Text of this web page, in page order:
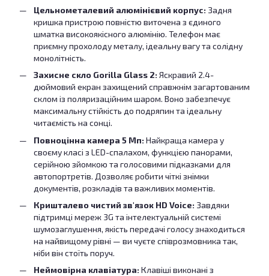
Цельнометалевий алюмінієвий корпус: Задня
кришка пристрою повністю виточена з єдиного
шматка високоякісного алюмінію. Телефон має
приємну прохолоду металу, ідеальну вагу та солідну
монолітність.
Захисне скло Gorilla Glass 2: Яскравий 2.4-
дюймовий екран захищений справжнім загартованим
склом із поляризаційним шаром. Воно забезпечує
максимальну стійкість до подряпин та ідеальну
читаємість на сонці.
Повноцінна камера 5 Мп: Найкраща камера у
своєму класі з LED-спалахом, функцією панорами,
серійною зйомкою та голосовими підказками для
автопортретів. Дозволяє робити чіткі знімки
документів, розкладів та важливих моментів.
Кришталево чистий зв'язок HD Voice: Завдяки
підтримці мереж 3G та інтелектуальній системі
шумозаглушення, якість передачі голосу знаходиться
на найвищому рівні — ви чуєте співрозмовника так,
ніби він стоїть поруч.
Неймовірна клавіатура: Клавіші виконані з